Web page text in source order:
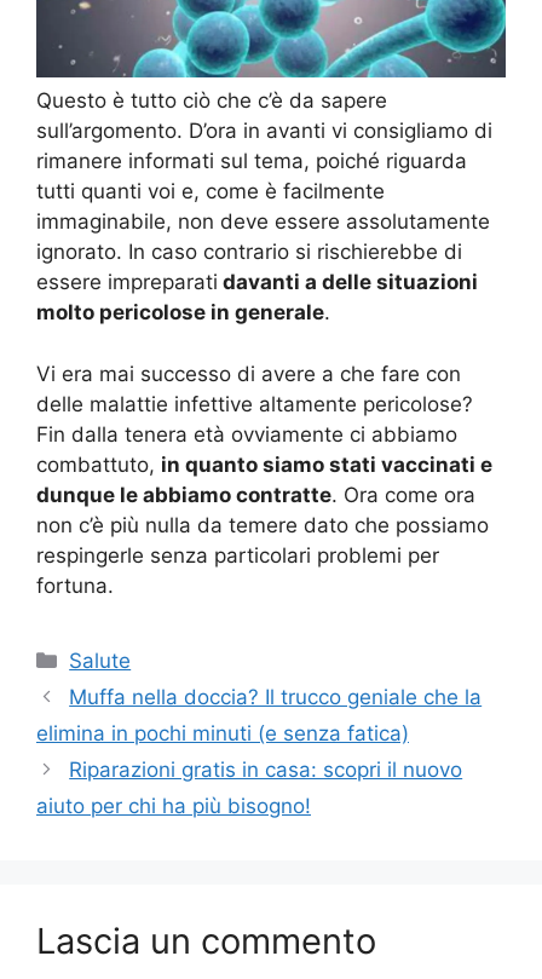
Questo è tutto ciò che c’è da sapere
sull’argomento. D’ora in avanti vi consigliamo di
rimanere informati sul tema, poiché riguarda
tutti quanti voi e, come è facilmente
immaginabile, non deve essere assolutamente
ignorato. In caso contrario si rischierebbe di
essere impreparati davanti a delle situazioni
molto pericolose in generale.
Vi era mai successo di avere a che fare con
delle malattie infettive altamente pericolose?
Fin dalla tenera età ovviamente ci abbiamo
combattuto, in quanto siamo stati vaccinati e
dunque le abbiamo contratte. Ora come ora
non c’è più nulla da temere dato che possiamo
respingerle senza particolari problemi per
fortuna.
Categorie
Salute
Muffa nella doccia? Il trucco geniale che la
elimina in pochi minuti (e senza fatica)
Riparazioni gratis in casa: scopri il nuovo
aiuto per chi ha più bisogno!
Lascia un commento